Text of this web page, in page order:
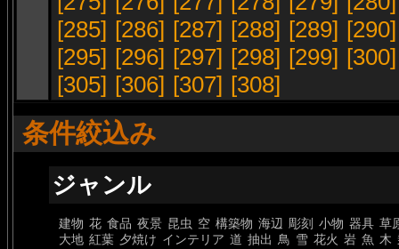
[285] [286] [287] [288] [289] [290]
[295] [296] [297] [298] [299] [300]
[305] [306] [307] [308]
条件絞込み
ジャンル
建物 花 食品 夜景 昆虫 空 構築物 海辺 彫刻 小物 器具 草
大地 紅葉 夕焼け インテリア 道 抽出 鳥 雪 花火 岩 魚 木